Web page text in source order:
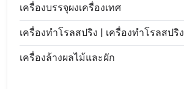
เครื่องบรรจุผงเครื่องเทศ
เครื่องทำโรลสปริง | เครื่องทำโรลสปริง
เครื่องล้างผลไม้และผัก